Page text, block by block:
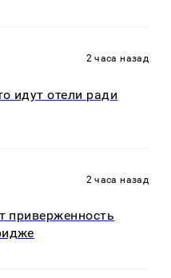
2 часа назад
идут отели ради
2 часа назад
приверженность